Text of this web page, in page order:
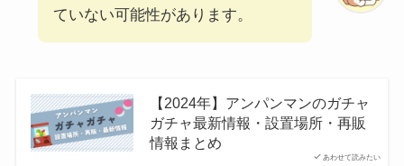
ていない可能性があります。
あわせて読みたい
【2024年】アンパンマンのガチャ
ガチャ最新情報・設置場所・再販
情報まとめ